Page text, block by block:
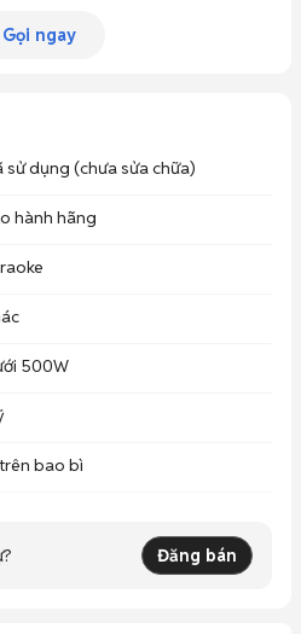
Gọi ngay
sử dụng (chưa sửa chữa)
hành hãng
500W
bao bì
Đăng bán